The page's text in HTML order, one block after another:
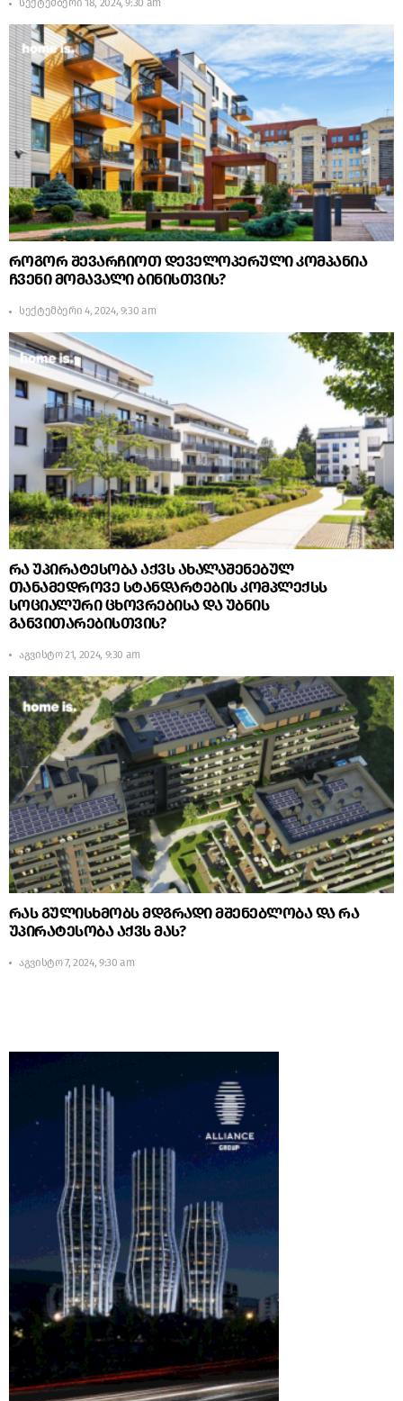
სექტემბერი 18, 2024, 9:30 am
როგორ შევარჩიოთ დეველოპერული კომპანია
ჩვენი მომავალი ბინისთვის?
სექტემბერი 4, 2024, 9:30 am
რა უპირატესობა აქვს ახალაშენებულ
თანამედროვე სტანდარტების კომპლექსს
სოციალური ცხოვრებისა და უბნის
განვითარებისთვის?
აგვისტო 21, 2024, 9:30 am
რას გულისხმობს მდგრადი მშენებლობა და რა
უპირატესობა აქვს მას?
აგვისტო 7, 2024, 9:30 am